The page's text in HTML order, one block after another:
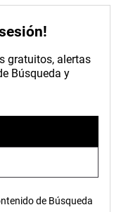
gratuitos, alertas
Búsqueda y
de Búsqueda